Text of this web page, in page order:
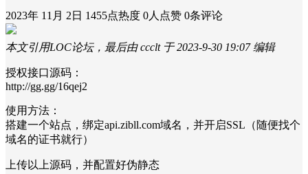
2023年 11月 2日 1455点热度 0人点赞 0条评论
本文引用LOC论坛，最后由 ccclt 于 2023-9-30 19:07 编辑
授权接口源码：
http://gg.gg/16qej2
使用方法：
搭建一个站点，绑定api.zibll.com域名，并开启SSL（随便找个
域名的证书就行）
上传以上源码，并配置好伪静态